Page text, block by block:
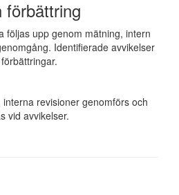
förbättring
följas upp genom mätning, intern
Identifierade avvikelser
revisioner genomförs och
vid avvikelser.